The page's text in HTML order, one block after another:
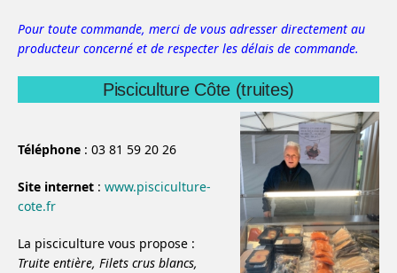
Pour toute commande, merci de vous adresser directement au
producteur concerné et de respecter les délais de commande.
Pisciculture Côte (truites)
Téléphone : 03 81 59 20 26
Site internet : www.pisciculture-
cote.fr
La pisciculture vous propose :
Truite entière, Filets crus blancs,